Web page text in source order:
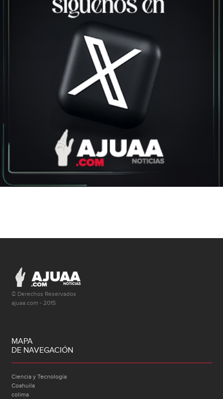
© Derechos Reservados
ajuaa.com - 2015
MAPA
DE NAVEGACIÓN
Ciencia y Tecnología
Coahuila
colima